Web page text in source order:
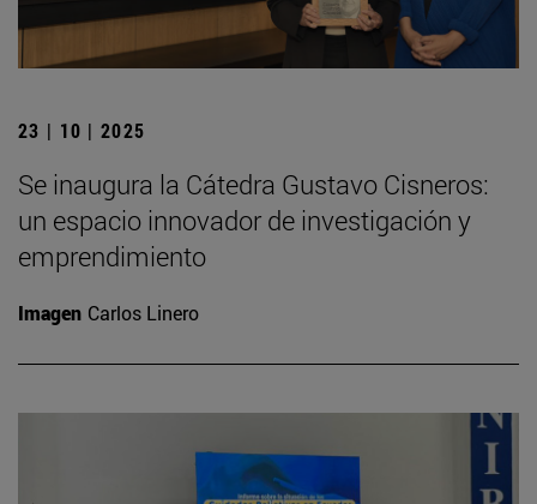
23 | 10 | 2025
Se inaugura la Cátedra Gustavo Cisneros:
un espacio innovador de investigación y
emprendimiento
Imagen Carlos Linero